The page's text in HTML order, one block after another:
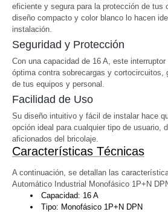
eficiente y segura para la protección de tus
diseño compacto y color blanco lo hacen
instalación.
Seguridad y Protección
Con una capacidad de 16 A, este
óptima contra sobrecargas y cortocircuitos,
de tus equipos y personal.
Facilidad de Uso
Su diseño intuitivo y fácil de instalar hace
opción ideal para cualquier tipo de usuario,
aficionados del bricolaje.
Características Técnicas
A continuación, se detallan las
Automático Industrial Monofásico 1P+N
Capacidad: 16 A
Tipo: Monofásico 1P+N DPN